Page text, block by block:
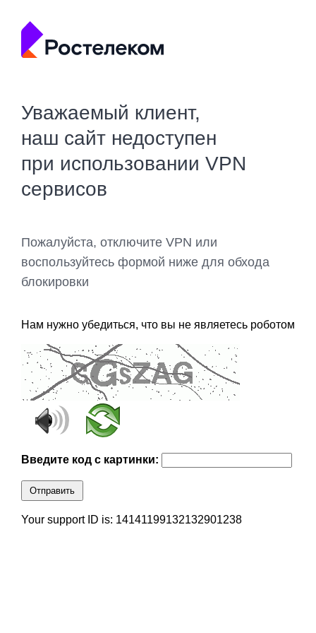
Уважаемый клиент,
наш сайт недоступен
при использовании VPN
сервисов
Пожалуйста, отключите VPN или
воспользуйтесь формой ниже для обхода
блокировки
Нам нужно убедиться, что вы не являетесь роботом
Введите код с картинки:
Отправить
Your support ID is: 14141199132132901238